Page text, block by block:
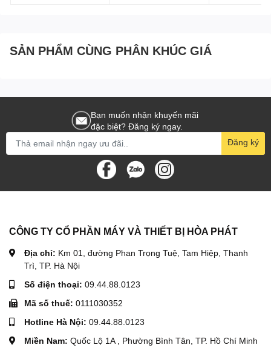
III. Video Hướng dẫn cáp Pa lăng cáp điện
SẢN PHẨM CÙNG PHÂN KHÚC GIÁ
Bạn muốn nhận khuyến mãi
đặc biệt? Đăng ký ngay.
Đăng ký
CÔNG TY CỔ PHẦN MÁY VÀ THIẾT BỊ HÒA PHÁT
Địa chỉ: Km 01, đường Phan Trọng Tuệ, Tam Hiệp, Thanh
Trì, TP. Hà Nội
Số điện thoại: 09.44.88.0123
Mã số thuế: 0111030352
Hotline Hà Nội: 09.44.88.0123
Miền Nam: Quốc Lộ 1A , Phường Bình Tân, TP. Hồ Chí Minh